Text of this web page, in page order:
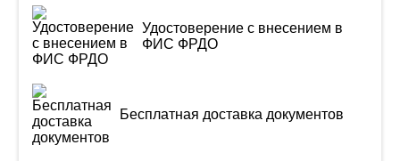
Удостоверение с внесением в
ФИС ФРДО
Бесплатная доставка документов